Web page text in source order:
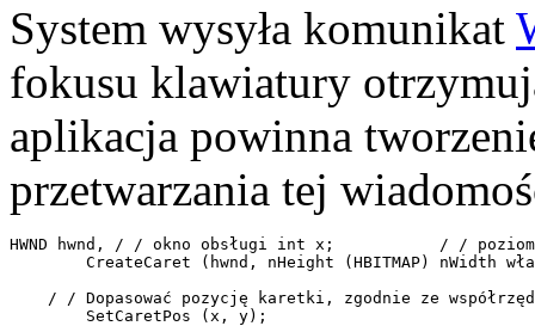
System wysyła komunikat
fokusu klawiatury
aplikacja powinna
przetwarzania tej
HWND hwnd, / / okno obsługi int x;           / /
CreateCaret (hwnd, nHeight (HBITMAP) nWidth
/ / Dopasować pozycję karetki, zgodnie ze
        SetCaretPos (x, y);